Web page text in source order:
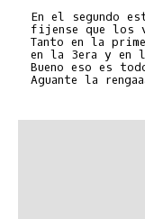
En el segundo
fijense que los
Tanto en la
en la 3era y en
Bueno eso es
Aguante la